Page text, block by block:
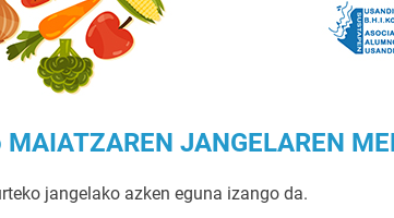
JANGELAREN
jangelako azken eguna izango da.